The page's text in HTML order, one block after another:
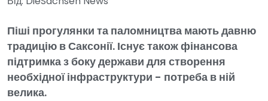
Піші прогулянки та паломництва мають давню
традицію в Саксонії. Існує також фінансова
підтримка з боку держави для створення
необхідної інфраструктури - потреба в ній
велика.